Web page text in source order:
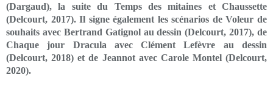
(Dargaud), la suite du Temps des mitaines et Chaussette
(Delcourt, 2017). Il signe également les scénarios de Voleur de
souhaits avec Bertrand Gatignol au dessin (Delcourt, 2017), de
Chaque jour Dracula avec Clément Lefèvre au dessin
(Delcourt, 2018) et de Jeannot avec Carole Montel (Delcourt,
2020).